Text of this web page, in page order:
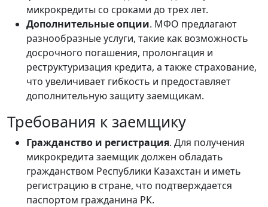
микрокредиты со сроками до трех лет.
Дополнительные опции. МФО предлагают
разнообразные услуги, такие как возможность
досрочного погашения, пролонгация и
реструктуризация кредита, а также страхование,
что увеличивает гибкость и предоставляет
дополнительную защиту заемщикам.
Требования к заемщику
Гражданство и регистрация. Для получения
микрокредита заемщик должен обладать
гражданством Республики Казахстан и иметь
регистрацию в стране, что подтверждается
паспортом гражданина РК.